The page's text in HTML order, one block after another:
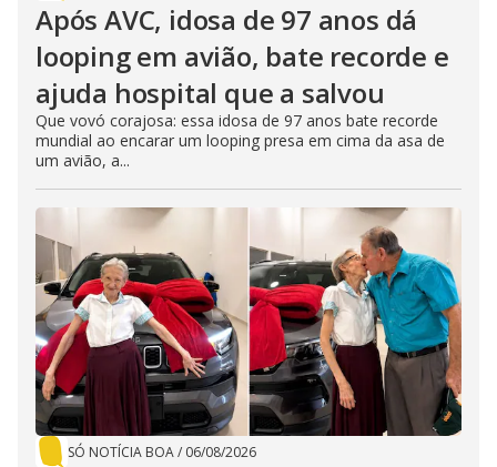
Após AVC, idosa de 97 anos dá
looping em avião, bate recorde e
ajuda hospital que a salvou
Que vovó corajosa: essa idosa de 97 anos bate recorde
mundial ao encarar um looping presa em cima da asa de
um avião, a...
SÓ NOTÍCIA BOA/ 06/08/2026